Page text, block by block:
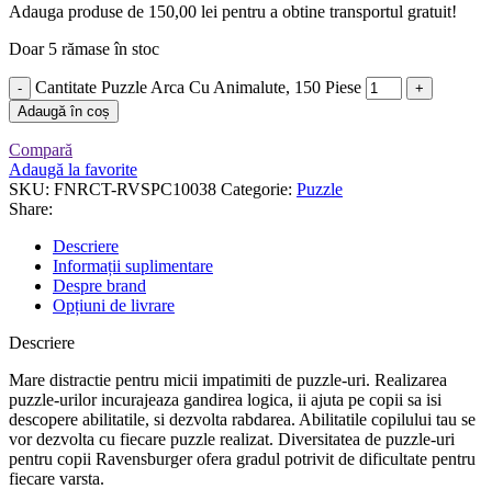
Adauga produse de 150,00 lei pentru a obtine transportul gratuit!
Doar 5 rămase în stoc
Cantitate Puzzle Arca Cu Animalute, 150 Piese
Adaugă în coș
Compară
Adaugă la favorite
SKU: FNRCT-RVSPC10038 Categorie: Puzzle
Share:
Descriere
Informații suplimentare
Despre brand
Opțiuni de livrare
Descriere
Mare distractie pentru micii impatimiti de puzzle-uri. Realizarea
puzzle-urilor incurajeaza gandirea logica, ii ajuta pe copii sa isi
descopere abilitatile, si dezvolta rabdarea. Abilitatile copilului tau se
vor dezvolta cu fiecare puzzle realizat. Diversitatea de puzzle-uri
pentru copii Ravensburger ofera gradul potrivit de dificultate pentru
fiecare varsta.